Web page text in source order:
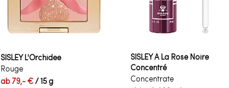
SISLEY L'Orchidee
Rouge
ab79,- €/ 15 g
SISLEY À La Rose Noire
Concentré
Concentrate